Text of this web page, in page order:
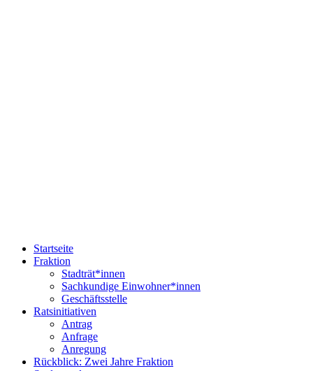
Startseite
Fraktion
Stadträt*innen
Sachkundige Einwohner*innen
Geschäftsstelle
Ratsinitiativen
Antrag
Anfrage
Anregung
Rückblick: Zwei Jahre Fraktion